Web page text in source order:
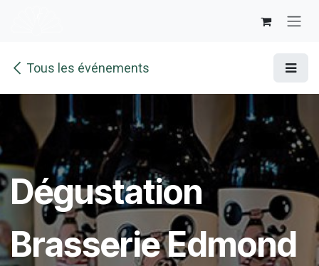
Tous les événements
Dégustation
Brasserie Edmond